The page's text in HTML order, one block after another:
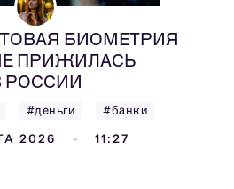
БИОМЕТРИЯ
ПРИЖИЛАСЬ
РОССИИ
#деньги #банки
2026 11:27